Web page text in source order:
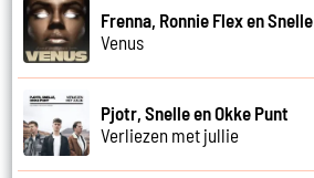
Frenna, Ronnie Flex en Snelle
Venus
Pjotr, Snelle en Okke Punt
Verliezen met jullie